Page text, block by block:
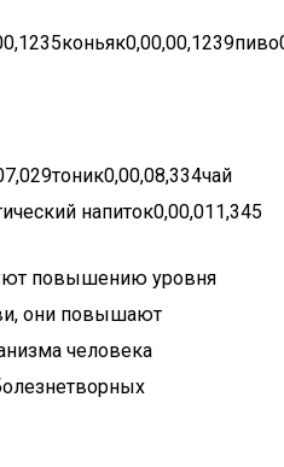
напиток0,00,011,345
повышению уровня
они повышают
человека